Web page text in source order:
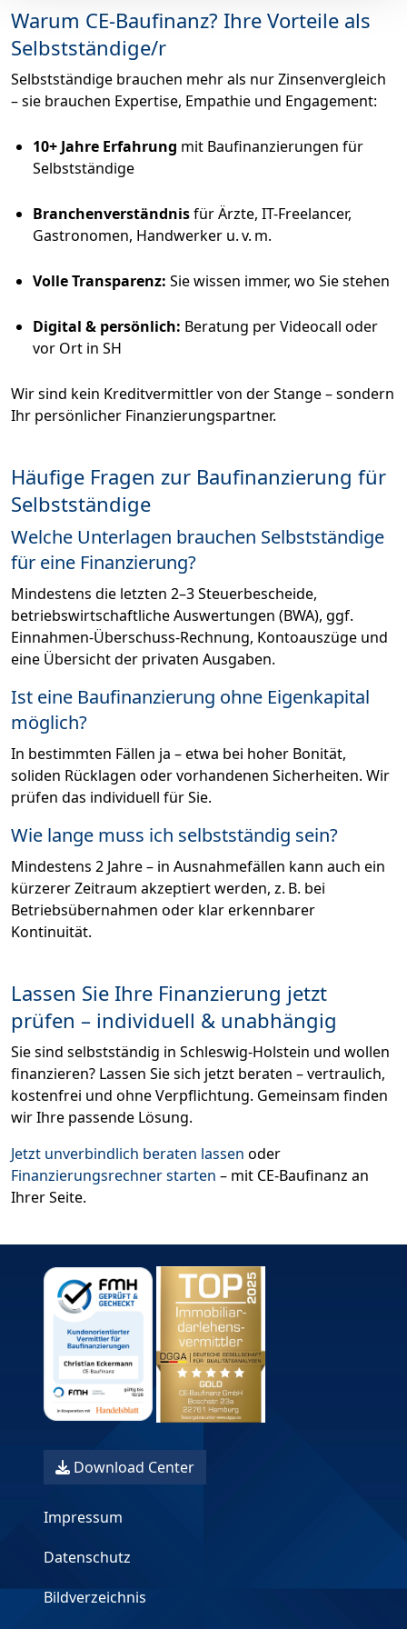
Warum CE-Baufinanz? Ihre Vorteile als
Selbstständige/r
Selbstständige brauchen mehr als nur Zinsenvergleich
– sie brauchen Expertise, Empathie und Engagement:
10+ Jahre Erfahrung mit Baufinanzierungen für
Selbstständige
Branchenverständnisfür Ärzte, IT-Freelancer,
Gastronomen, Handwerker u. v. m.
Volle Transparenz: Sie wissen immer, wo Sie stehen
Digital & persönlich: Beratung per Videocall oder
vor Ort in SH
Wir sind kein Kreditvermittler von der Stange – sondern
Ihr persönlicher Finanzierungspartner.
Häufige Fragen zur Baufinanzierung für
Selbstständige
Welche Unterlagen brauchen Selbstständige
für eine Finanzierung?
Mindestens die letzten 2–3 Steuerbescheide,
betriebswirtschaftliche Auswertungen (BWA), ggf.
Einnahmen-Überschuss-Rechnung, Kontoauszüge und
eine Übersicht der privaten Ausgaben.
Ist eine Baufinanzierung ohne Eigenkapital
möglich?
In bestimmten Fällen ja – etwa bei hoher Bonität,
soliden Rücklagen oder vorhandenen Sicherheiten. Wir
prüfen das individuell für Sie.
Wie lange muss ich selbstständig sein?
Mindestens 2 Jahre – in Ausnahmefällen kann auch ein
kürzerer Zeitraum akzeptiert werden, z. B. bei
Betriebsübernahmen oder klar erkennbarer
Kontinuität.
Lassen Sie Ihre Finanzierung jetzt
prüfen – individuell & unabhängig
Sie sind selbstständig in Schleswig-Holstein und wollen
finanzieren? Lassen Sie sich jetzt beraten – vertraulich,
kostenfrei und ohne Verpflichtung. Gemeinsam finden
wir Ihre passende Lösung.
Jetzt unverbindlich beraten lassen oder
Finanzierungsrechner starten – mit CE-Baufinanz an
Ihrer Seite.
Download Center
Impressum
Datenschutz
Bildverzeichnis